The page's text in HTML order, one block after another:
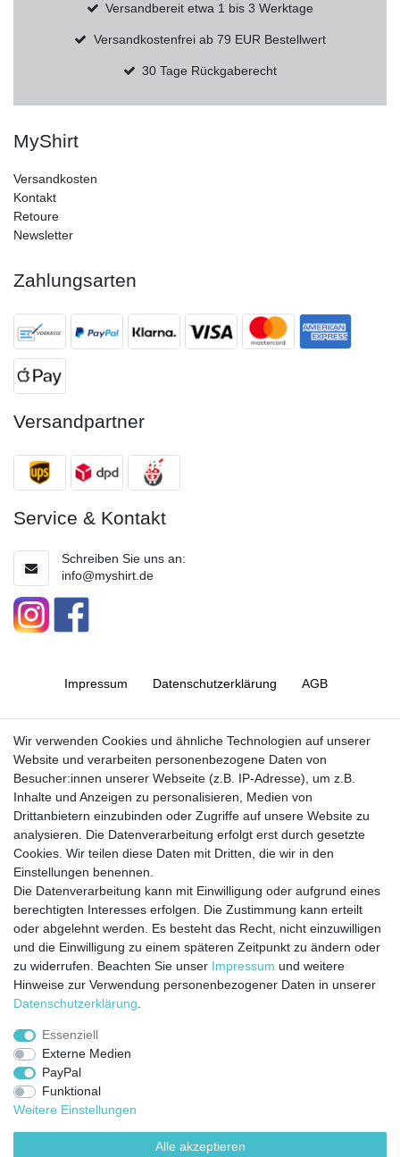
Versandbereit etwa 1 bis 3 Werktage
Versandkostenfrei ab 79 EUR Bestellwert
30 Tage Rückgaberecht
MyShirt
Versandkosten
Kontakt
Retoure
Newsletter
Zahlungsarten
Versandpartner
Service & Kontakt
Schreiben Sie uns an:
info@myshirt.de
Impressum Daten­schutz­erklärung AGB
Barrierefreiheitserklärung Widerrufs­recht
Vertrag widerrufen Kontakt
Jetzt anmelden und auf dem Laufenden
bleiben!
Sie wollen keine Neuigkeiten verpassen?
Dann melden Sie sich noch heute zu unserem Newsletter an:
VORNAME
E-MAIL **
Newsletter
Honig
Ich stimme zu, dass meine personenbezogenen Daten genutzt werden, um
Wir verwenden Cookies und ähnliche Technologien auf unserer
Website und verarbeiten personenbezogene Daten von
Besucher:innen unserer Webseite (z.B. IP-Adresse), um z.B.
Inhalte und Anzeigen zu personalisieren, Medien von
Drittanbietern einzubinden oder Zugriffe auf unsere Website zu
analysieren. Die Datenverarbeitung erfolgt erst durch gesetzte
Cookies. Wir teilen diese Daten mit Dritten, die wir in den
Einstellungen benennen.
Die Datenverarbeitung kann mit Einwilligung oder aufgrund eines
berechtigten Interesses erfolgen. Die Zustimmung kann erteilt
oder abgelehnt werden. Es besteht das Recht, nicht einzuwilligen
und die Einwilligung zu einem späteren Zeitpunkt zu ändern oder
zu widerrufen. Beachten Sie unser Impressum und weitere
Hinweise zur Verwendung personenbezogener Daten in unserer
Daten­schutz­erklärung
Essenziell
Externe Medien
PayPal
Funktional
Weitere Einstellungen
Alle akzeptieren